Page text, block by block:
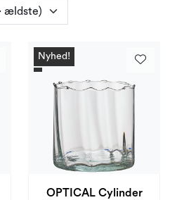
Nyhed!
OPTICAL Cylinder